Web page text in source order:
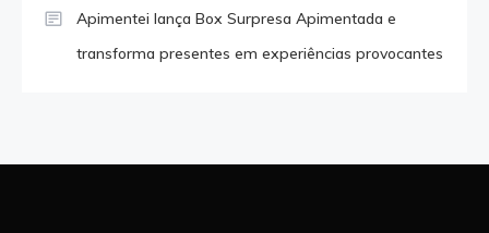
Apimentei lança Box Surpresa Apimentada e
transforma presentes em experiências provocantes